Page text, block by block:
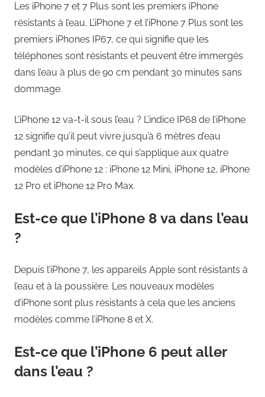
Les iPhone 7 et 7 Plus sont les premiers iPhone
résistants à l’eau. L’iPhone 7 et l’iPhone 7 Plus sont les
premiers iPhones IP67, ce qui signifie que les
téléphones sont résistants et peuvent être immergés
dans l’eau à plus de 90 cm pendant 30 minutes sans
dommage.
L’iPhone 12 va-t-il sous l’eau ? L’indice IP68 de l’iPhone
12 signifie qu’il peut vivre jusqu’à 6 mètres d’eau
pendant 30 minutes, ce qui s’applique aux quatre
modèles d’iPhone 12 : iPhone 12 Mini, iPhone 12, iPhone
12 Pro et iPhone 12 Pro Max.
Est-ce que l’iPhone 8 va dans l’eau
?
Depuis l’iPhone 7, les appareils Apple sont résistants à
l’eau et à la poussière. Les nouveaux modèles
d’iPhone sont plus résistants à cela que les anciens
modèles comme l’iPhone 8 et X.
Est-ce que l’iPhone 6 peut aller
dans l’eau ?